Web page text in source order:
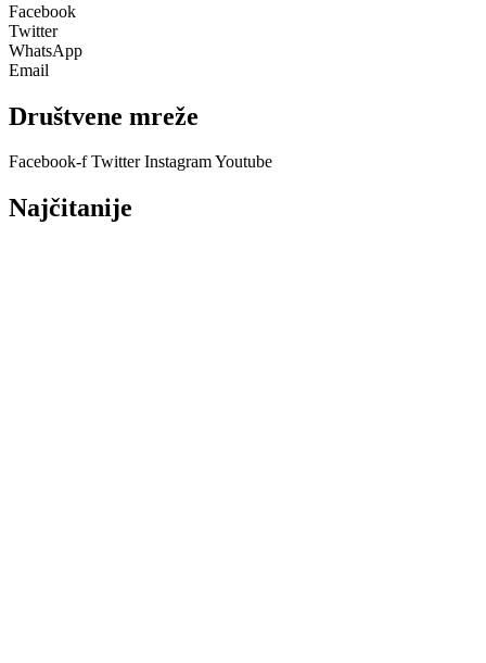
Facebook
Twitter
WhatsApp
Email
Društvene mreže
Facebook-f Twitter InstagramYoutube
Najčitanije